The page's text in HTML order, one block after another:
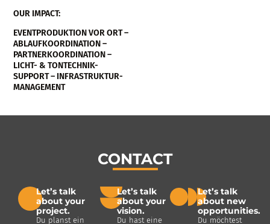
OUR IMPACT:
EVENTPRODUKTION VOR ORT –
ABLAUFKOORDINATION –
PARTNERKOORDINATION –
LICHT- & TONTECHNIK-
SUPPORT – INFRASTRUKTUR-
MANAGEMENT
CONTACT
Let’s talk
about your
project.
Du planst ein
Let’s talk
about your
vision.
Du hast eine
Let’s talk
about new
opportunities.
Du möchtest